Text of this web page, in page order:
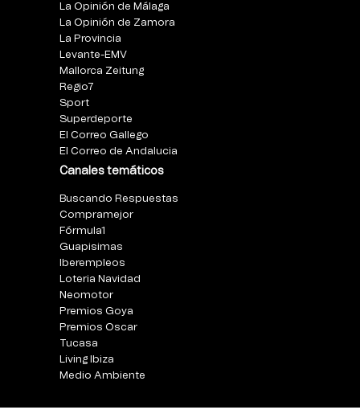
La Opinión de Málaga
La Opinión de Zamora
La Provincia
Levante-EMV
Mallorca Zeitung
Regio7
Sport
Superdeporte
El Correo Gallego
El Correo de Andalucia
Canales temáticos
Buscando Respuestas
Compramejor
Fórmula1
Guapisimas
Iberempleos
Loteria Navidad
Neomotor
Premios Goya
Premios Oscar
Tucasa
Living Ibiza
Medio Ambiente